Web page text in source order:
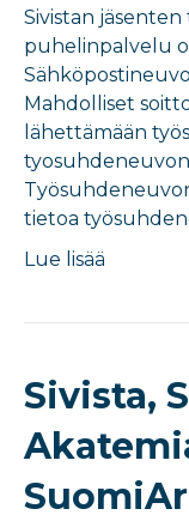
Sivistan
puhelinpalvelu
Mahdolliset
lähettämään
tietoa
Lue lisää
Sivista,